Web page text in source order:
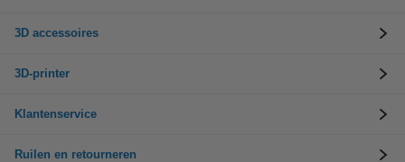
3D accessoires
3D-printer
Klantenservice
Ruilen en retourneren